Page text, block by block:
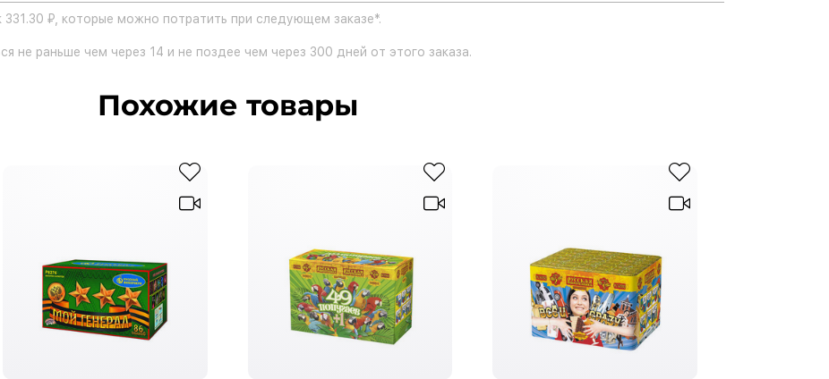
₽, которые можно потратить при следующем заказе*.
не раньше чем через 14 и не поздее чем через 300 дней от этого заказа.
Похожие товары